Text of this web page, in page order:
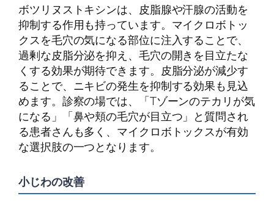
ボツリヌストキシンは、皮脂腺や汗腺の活動を
抑制する作用も持っています。マイクロボトッ
クスを毛穴の気になる部位に注入することで、
過剰な皮脂分泌を抑え、毛穴の開きを目立たな
くする効果が期待できます。皮脂分泌が減少す
ることで、ニキビの発生を抑制する効果も見込
めます。診察の場では、「Tゾーンのテカリが気
になる」「鼻や頬の毛穴が目立つ」と質問され
る患者さんも多く、マイクロボトックスが有効
な選択肢の一つとなります。
小じわの改善